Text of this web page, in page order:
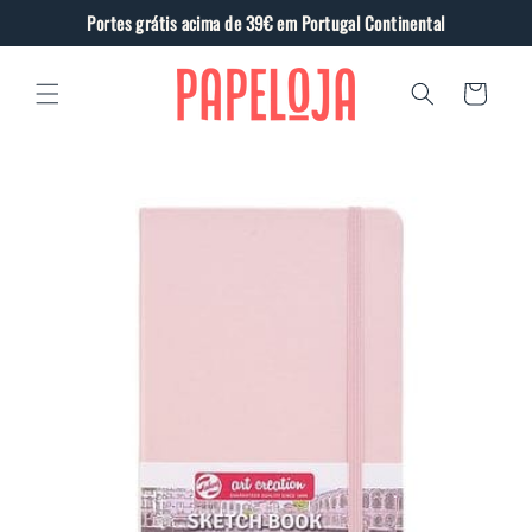
conteúdo
Portes grátis acima de 39€ em Portugal Continental
Carrinho